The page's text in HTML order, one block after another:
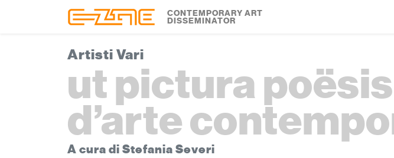
CONTEMPORARY ART
DISSEMINATOR
Artisti Vari
ut pictura
d’arte
A cura di Stefania Severi